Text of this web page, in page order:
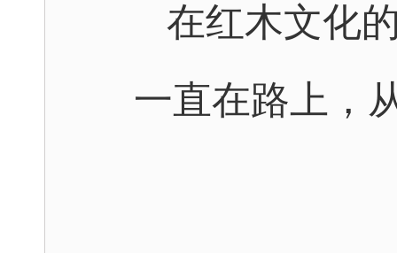
在红木文化
一直在路上，